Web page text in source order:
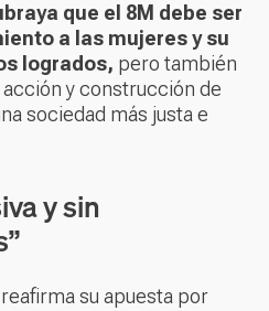
que el 8M debe ser
a las mujeres y su
logrados, pero también
y construcción de
sociedad más justa e
y sin
su apuesta por